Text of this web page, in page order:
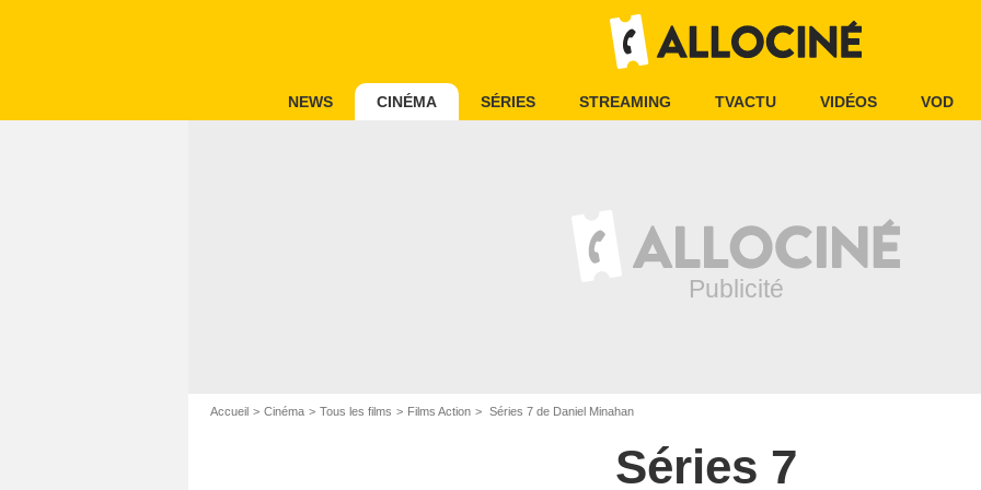
NEWS CINÉMA SÉRIES STREAMING TVACTU VIDÉOS VOD
Accueil Cinéma Tous les films Films Action Séries 7 de Daniel Minahan
Séries 7